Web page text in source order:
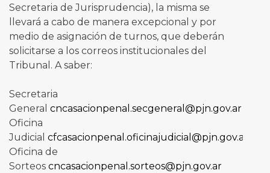
Secretaria de Jurisprudencia), la misma se
llevará a cabo de manera excepcional y por
medio de asignación de turnos, que deberán
solicitarse a los correos institucionales del
Tribunal. A saber:
Secretaria
General cncasacionpenal.secgeneral@pjn.gov.ar
Oficina
Judicial cfcasacionpenal.oficinajudicial@pjn.gov.ar
Oficina de
Sorteos cncasacionpenal.sorteos@pjn.gov.ar